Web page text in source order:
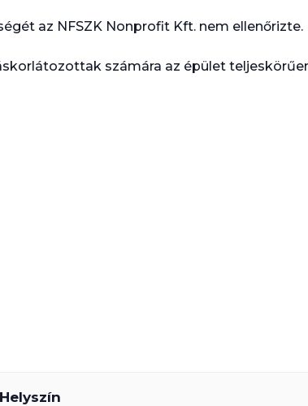
az NFSZK Nonprofit Kft. nem ellenőrizte.
számára az épület
Helyszín